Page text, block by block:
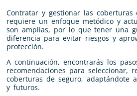
Contratar y gestionar las coberturas
requiere un enfoque metódico y
son amplias, por lo que tener una
diferencia para evitar riesgos y
protección.
A continuación, encontrarás los
recomendaciones para seleccionar,
coberturas de seguro, adaptándote
y futuros.